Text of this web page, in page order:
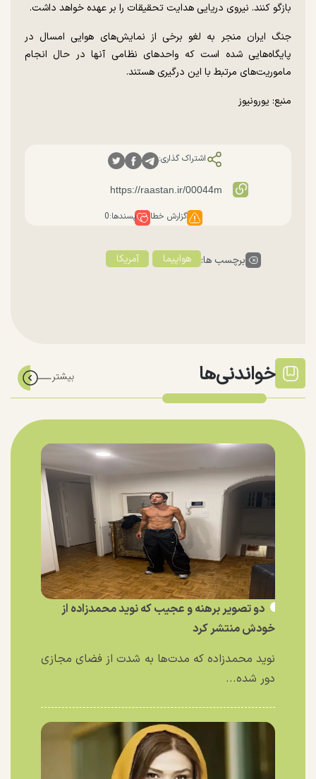
بازگو کنند. نیروی دریایی هدایت تحقیقات را بر عهده خواهد داشت.
جنگ ایران منجر به لغو برخی از نمایش‌های هوایی امسال در
پایگاه‌هایی شده است که واحد‌های نظامی آنها در حال انجام
ماموریت‌های مرتبط با این درگیری هستند.
منبع: یورونیوز
اشتراک گذاری:
گزارش خطا پسندها:0
برچسب ها: هواپیما آمریکا
خواندنی‌ها
دو تصویر برهنه و عجیب که نوید محمدزاده از
خودش منتشر کرد
نوید محمدزاده که مدت‌ها به شدت از فضای مجازی
دور شده...